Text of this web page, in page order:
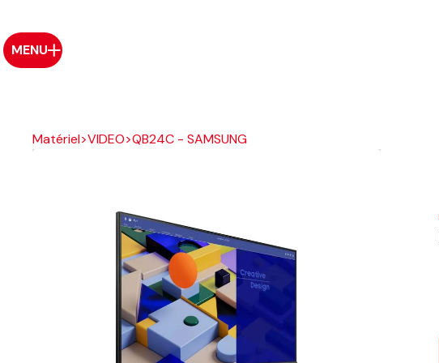
MENU
Matériel>VIDEO>QB24C - SAMSUNG